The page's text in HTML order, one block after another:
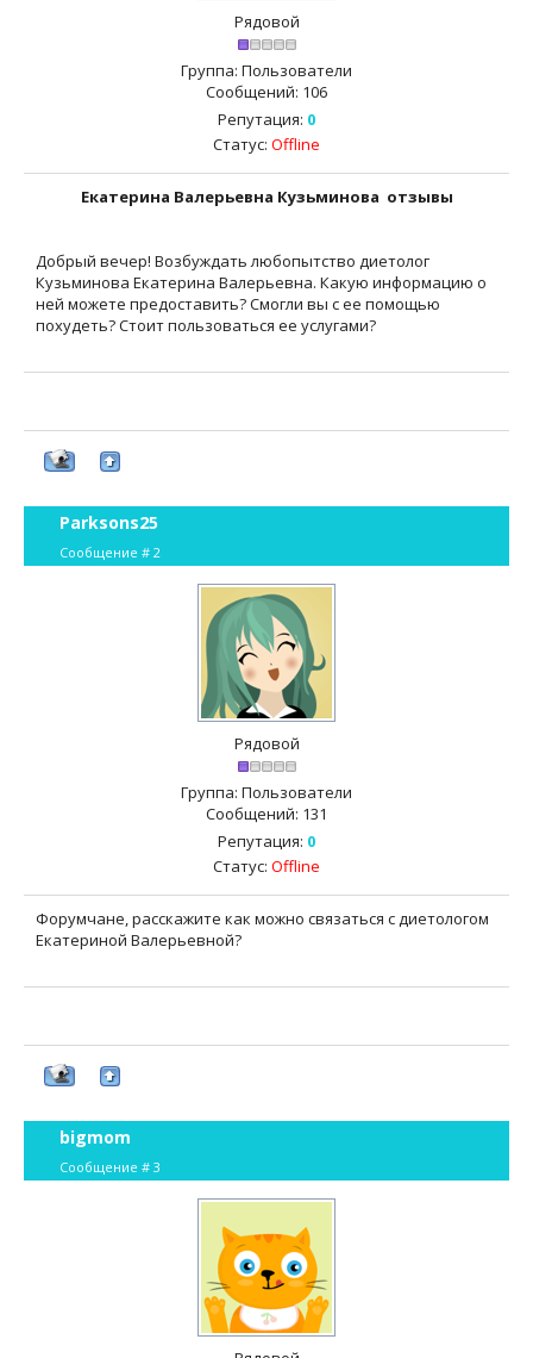
Рядовой
Группа: Пользователи
Сообщений: 106
Репутация: 0
Статус: Offline
Екатерина Валерьевна Кузьминова отзывы
Добрый вечер! Возбуждать любопытство диетолог
Кузьминова Екатерина Валерьевна. Какую информацию о
ней можете предоставить? Смогли вы с ее помощью
похудеть? Стоит пользоваться ее услугами?
Parksons25
Сообщение # 2
Рядовой
Группа: Пользователи
Сообщений: 131
Репутация: 0
Статус: Offline
Форумчане, расскажите как можно связаться с диетологом
Екатериной Валерьевной?
bigmom
Сообщение # 3